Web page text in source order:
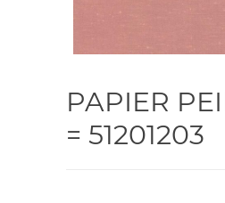
PAPIER
= 51201203